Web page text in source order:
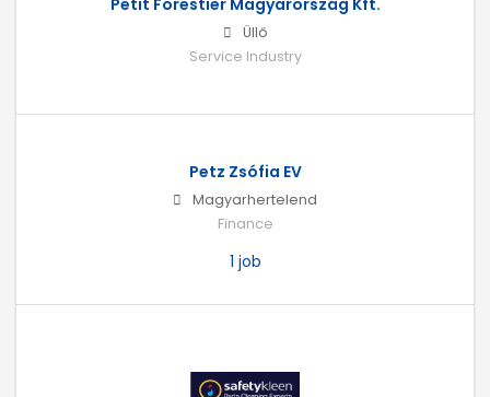
Üllő
Service Industry
Petz Zsófia EV
Magyarhertelend
Finance
1 job